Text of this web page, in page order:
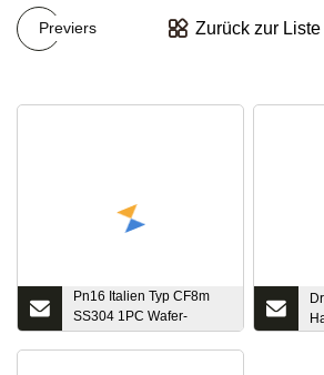
Previers Zurück zur Liste
Pn16 Italien Typ CF8m
SS304 1PC Wafer-
Flansch-Kugelhahn mit
ISO-Montagepad